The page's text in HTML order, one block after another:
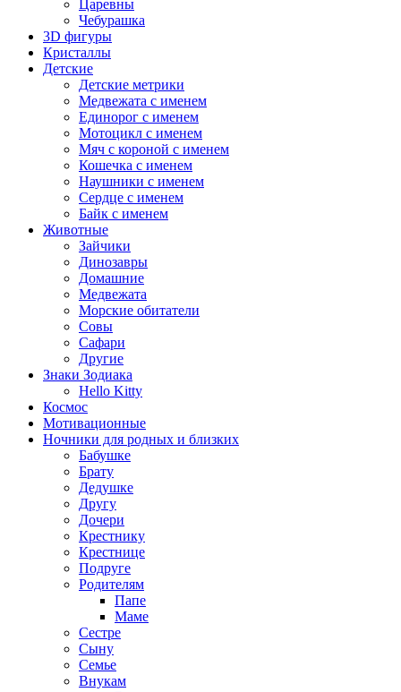
Царевны
Чебурашка
3D фигуры
Кристаллы
Детские
Детские метрики
Медвежата с именем
Единорог с именем
Мотоцикл с именем
Мяч с короной с именем
Кошечка с именем
Наушники с именем
Сердце с именем
Байк с именем
Животные
Зайчики
Динозавры
Домашние
Медвежата
Морские обитатели
Совы
Сафари
Другие
Знаки Зодиака
Hello Kitty
Космос
Мотивационные
Ночники для родных и близких
Бабушке
Брату
Дедушке
Другу
Дочери
Крестнику
Крестнице
Подруге
Родителям
Папе
Маме
Сестре
Сыну
Семье
Внукам